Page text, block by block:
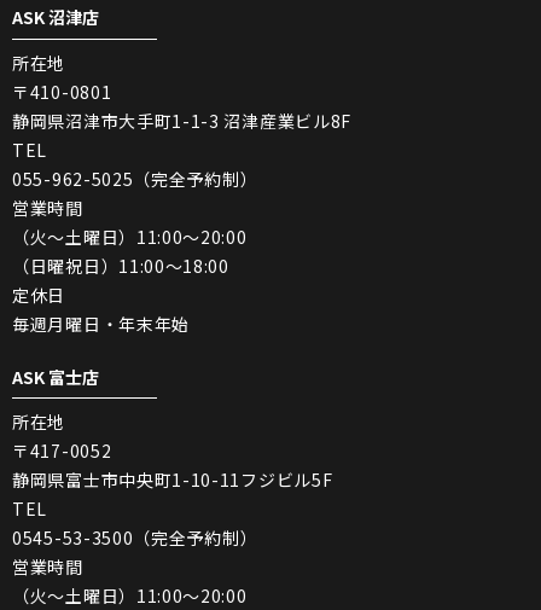
ASK 沼津店
所在地
〒410-0801
静岡県沼津市大手町1-1-3 沼津産業ビル8F
TEL
055-962-5025（完全予約制）
営業時間
（火〜土曜日）11:00〜20:00
（日曜祝日）11:00〜18:00
定休日
毎週月曜日・年末年始
ASK 富士店
所在地
〒417-0052
静岡県富士市中央町1-10-11フジビル5F
TEL
0545-53-3500（完全予約制）
営業時間
（火〜土曜日）11:00〜20:00